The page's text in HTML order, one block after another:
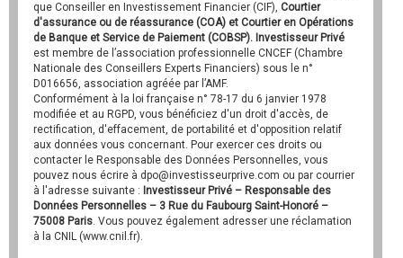
que Conseiller en Investissement Financier (CIF), Courtier
d'assurance ou de réassurance (COA) et Courtier en Opérations
de Banque et Service de Paiement (COBSP). Investisseur Privé
est membre de l’association professionnelle CNCEF (Chambre
Nationale des Conseillers Experts Financiers) sous le n°
D016656, association agréée par l’AMF.
Conformément à la loi française n° 78-17 du 6 janvier 1978
modifiée et au RGPD, vous bénéficiez d'un droit d'accès, de
rectification, d'effacement, de portabilité et d'opposition relatif
aux données vous concernant. Pour exercer ces droits ou
contacter le Responsable des Données Personnelles, vous
pouvez nous écrire à dpo@investisseurprive.com ou par courrier
à l'adresse suivante : Investisseur Privé – Responsable des
Données Personnelles – 3 Rue du Faubourg Saint-Honoré –
75008 Paris. Vous pouvez également adresser une réclamation
à la CNIL (www.cnil.fr).